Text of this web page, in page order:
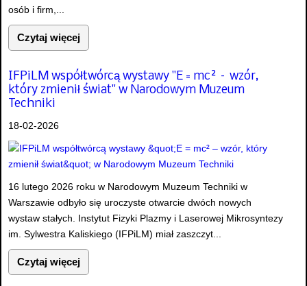
osób i firm,...
Czytaj więcej
IFPiLM współtwórcą wystawy "E = mc² – wzór,
który zmienił świat" w Narodowym Muzeum
Techniki
18-02-2026
16 lutego 2026 roku w Narodowym Muzeum Techniki w
Warszawie odbyło się uroczyste otwarcie dwóch nowych
wystaw stałych. Instytut Fizyki Plazmy i Laserowej Mikrosyntezy
im. Sylwestra Kaliskiego (IFPiLM) miał zaszczyt...
Czytaj więcej